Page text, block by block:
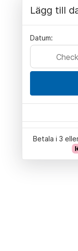
Lägg till
Datum:
Betala i 3